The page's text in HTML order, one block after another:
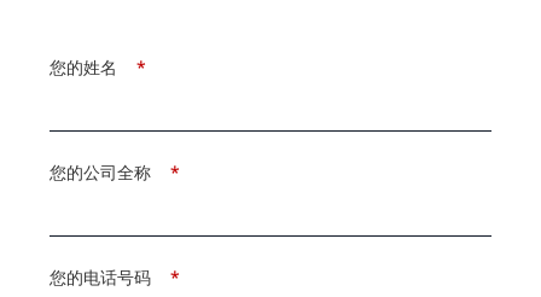
*
您的姓名
*
您的公司全称
*
您的电话号码